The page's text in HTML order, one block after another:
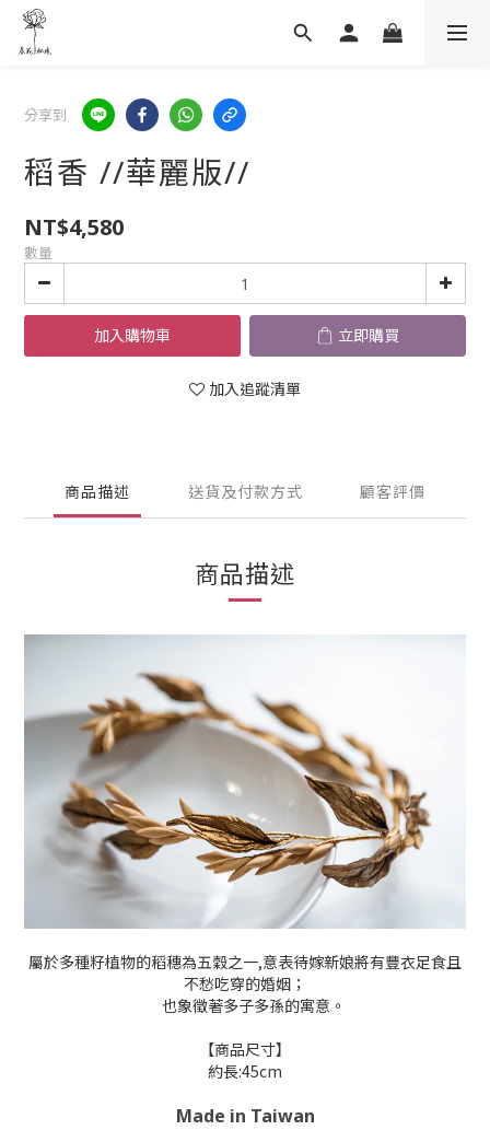
分享到
稻香 //華麗版//
NT$4,580
數量
加入購物車 立即購買
加入追蹤清單
商品描述 送貨及付款方式 顧客評價
商品描述
屬於多種籽植物的稻穗為五穀之一,意表待嫁新娘將有豐衣足食且
不愁吃穿的婚姻；
也象徵著多子多孫的寓意。
【商品尺寸】
約長:45cm
Made in Taiwan